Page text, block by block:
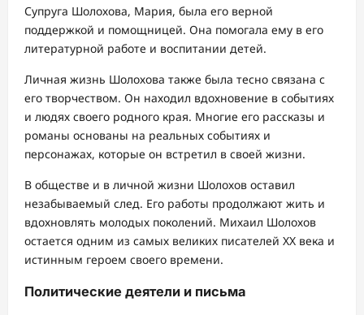
Супруга Шолохова, Мария, была его верной
поддержкой и помощницей. Она помогала ему в его
литературной работе и воспитании детей.
Личная жизнь Шолохова также была тесно связана с
его творчеством. Он находил вдохновение в событиях
и людях своего родного края. Многие его рассказы и
романы основаны на реальных событиях и
персонажах, которые он встретил в своей жизни.
В обществе и в личной жизни Шолохов оставил
незабываемый след. Его работы продолжают жить и
вдохновлять молодых поколений. Михаил Шолохов
остается одним из самых великих писателей XX века и
истинным героем своего времени.
Политические деятели и письма